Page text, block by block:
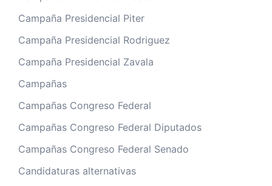
Campaña Presidencial Piter
Campaña Presidencial Rodriguez
Campaña Presidencial Zavala
Campañas
Campañas Congreso Federal
Campañas Congreso Federal Diputados
Campañas Congreso Federal Senado
Candidaturas alternativas